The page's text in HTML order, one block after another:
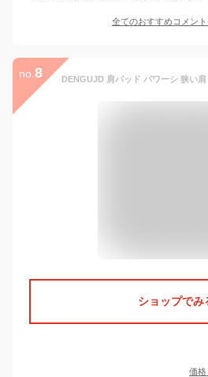
全てのおすすめコメント
no. 8
ショップでみ
価格